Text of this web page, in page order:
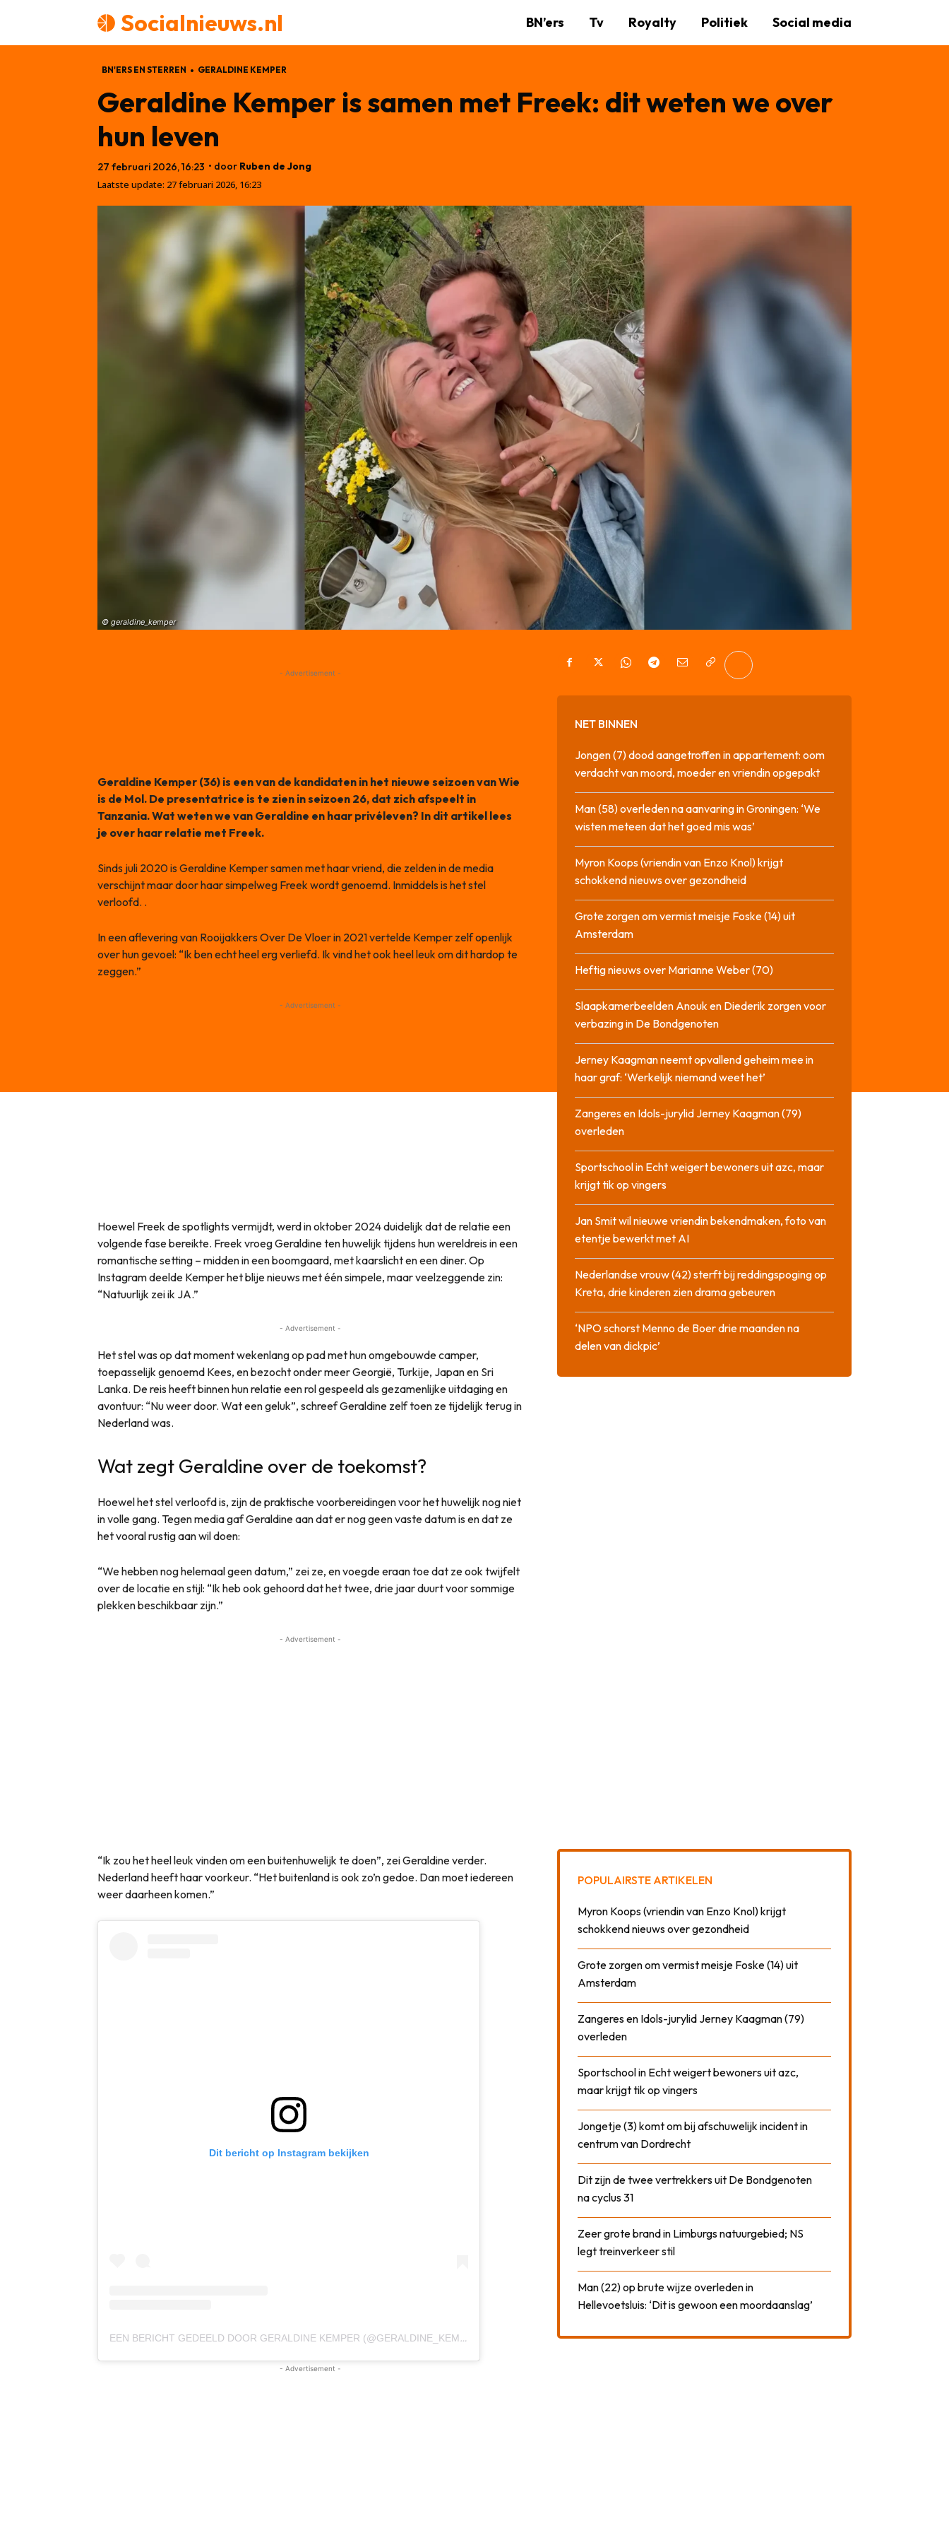
Socialnieuws.nl BN’ers Tv Royalty Politiek Social media
BN'ERS EN STERREN GERALDINE KEMPER
Geraldine Kemper is samen met Freek: dit weten we over
hun leven
27 februari 2026, 16:23 • door Ruben de Jong
Laatste update: 27 februari 2026, 16:23
© geraldine_kemper
- Advertisement -
Geraldine Kemper (36) is een van de kandidaten in het nieuwe seizoen van Wie
is de Mol. De presentatrice is te zien in seizoen 26, dat zich afspeelt in
Tanzania. Wat weten we van Geraldine en haar privéleven? In dit artikel lees
je over haar relatie met Freek.
Sinds juli 2020 is Geraldine Kemper samen met haar vriend, die zelden in de media
verschijnt maar door haar simpelweg Freek wordt genoemd. Inmiddels is het stel
verloofd. .
In een aflevering van Rooijakkers Over De Vloer in 2021 vertelde Kemper zelf openlijk
over hun gevoel: “Ik ben echt heel erg verliefd. Ik vind het ook heel leuk om dit hardop te
zeggen.”
- Advertisement -
Hoewel Freek de spotlights vermijdt, werd in oktober 2024 duidelijk dat de relatie een
volgende fase bereikte. Freek vroeg Geraldine ten huwelijk tijdens hun wereldreis in een
romantische setting – midden in een boomgaard, met kaarslicht en een diner. Op
Instagram deelde Kemper het blije nieuws met één simpele, maar veelzeggende zin:
“Natuurlijk zei ik JA.”
- Advertisement -
Het stel was op dat moment wekenlang op pad met hun omgebouwde camper,
toepasselijk genoemd Kees, en bezocht onder meer Georgië, Turkije, Japan en Sri
Lanka. De reis heeft binnen hun relatie een rol gespeeld als gezamenlijke uitdaging en
avontuur: “Nu weer door. Wat een geluk”, schreef Geraldine zelf toen ze tijdelijk terug in
Nederland was.
Wat zegt Geraldine over de toekomst?
Hoewel het stel verloofd is, zijn de praktische voorbereidingen voor het huwelijk nog niet
in volle gang. Tegen media gaf Geraldine aan dat er nog geen vaste datum is en dat ze
het vooral rustig aan wil doen:
“We hebben nog helemaal geen datum,” zei ze, en voegde eraan toe dat ze ook twijfelt
over de locatie en stijl: “Ik heb ook gehoord dat het twee, drie jaar duurt voor sommige
plekken beschikbaar zijn.”
- Advertisement -
“Ik zou het heel leuk vinden om een buitenhuwelijk te doen”, zei Geraldine verder.
Nederland heeft haar voorkeur. “Het buitenland is ook zo’n gedoe. Dan moet iedereen
weer daarheen komen.”
Dit bericht op Instagram bekijken
EEN BERICHT GEDEELD DOOR GERALDINE KEMPER (@GERALDINE_KEMPER)
- Advertisement -
NET BINNEN
Jongen (7) dood aangetroffen in appartement: oom
verdacht van moord, moeder en vriendin opgepakt
Man (58) overleden na aanvaring in Groningen: ‘We
wisten meteen dat het goed mis was’
Myron Koops (vriendin van Enzo Knol) krijgt
schokkend nieuws over gezondheid
Grote zorgen om vermist meisje Foske (14) uit
Amsterdam
Heftig nieuws over Marianne Weber (70)
Slaapkamerbeelden Anouk en Diederik zorgen voor
verbazing in De Bondgenoten
Jerney Kaagman neemt opvallend geheim mee in
haar graf: ‘Werkelijk niemand weet het’
Zangeres en Idols-jurylid Jerney Kaagman (79)
overleden
Sportschool in Echt weigert bewoners uit azc, maar
krijgt tik op vingers
Jan Smit wil nieuwe vriendin bekendmaken, foto van
etentje bewerkt met AI
Nederlandse vrouw (42) sterft bij reddingspoging op
Kreta, drie kinderen zien drama gebeuren
‘NPO schorst Menno de Boer drie maanden na
delen van dickpic’
POPULAIRSTE ARTIKELEN
Myron Koops (vriendin van Enzo Knol) krijgt
schokkend nieuws over gezondheid
Grote zorgen om vermist meisje Foske (14) uit
Amsterdam
Zangeres en Idols-jurylid Jerney Kaagman (79)
overleden
Sportschool in Echt weigert bewoners uit azc,
maar krijgt tik op vingers
Jongetje (3) komt om bij afschuwelijk incident in
centrum van Dordrecht
Dit zijn de twee vertrekkers uit De Bondgenoten
na cyclus 31
Zeer grote brand in Limburgs natuurgebied; NS
legt treinverkeer stil
Man (22) op brute wijze overleden in
Hellevoetsluis: ‘Dit is gewoon een moordaanslag’